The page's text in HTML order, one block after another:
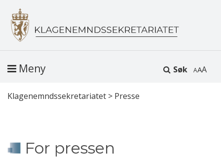
Søk A
Meny
Klagenemndssekretariatet > Presse
For pressen